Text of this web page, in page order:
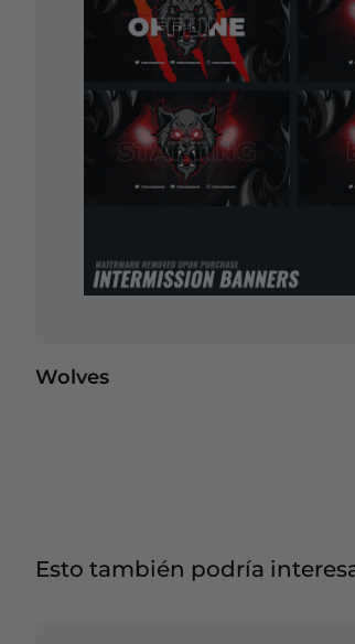
Wolves
Esto también podría